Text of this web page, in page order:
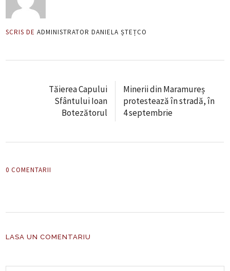
SCRIS DE ADMINISTRATOR DANIELA ȘTEȚCO
Tăierea Capului
Sfântului Ioan
Botezătorul
Minerii din Maramureș
protestează în stradă, în
4 septembrie
0 COMENTARII
LASA UN COMENTARIU